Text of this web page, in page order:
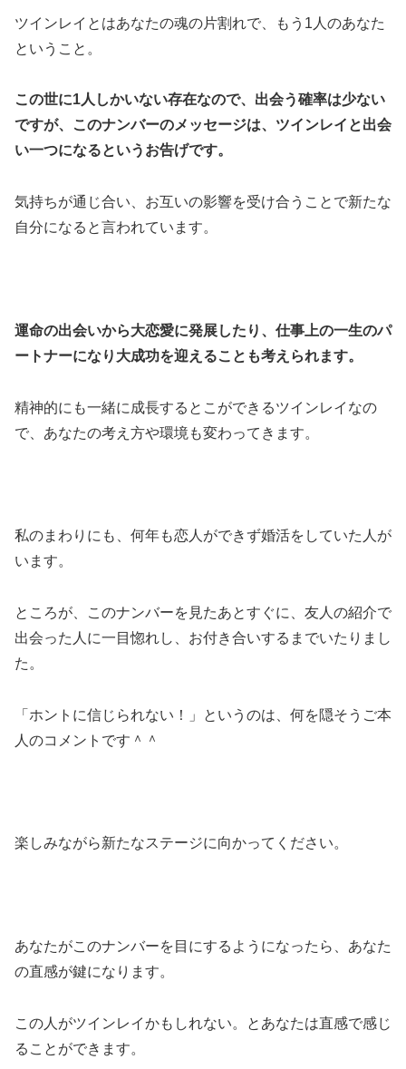
ツインレイとはあなたの魂の片割れで、もう1人のあなた
ということ。
この世に1人しかいない存在なので、出会う確率は少ない
ですが、このナンバーのメッセージは、ツインレイと出会
い一つになるというお告げです。
気持ちが通じ合い、お互いの影響を受け合うことで新たな
自分になると言われています。
運命の出会いから大恋愛に発展したり、仕事上の一生のパ
ートナーになり大成功を迎えることも考えられます。
精神的にも一緒に成長するとこができるツインレイなの
で、あなたの考え方や環境も変わってきます。
私のまわりにも、何年も恋人ができず婚活をしていた人が
います。
ところが、このナンバーを見たあとすぐに、友人の紹介で
出会った人に一目惚れし、お付き合いするまでいたりまし
た。
「ホントに信じられない！」というのは、何を隠そうご本
人のコメントです＾＾
楽しみながら新たなステージに向かってください。
あなたがこのナンバーを目にするようになったら、あなた
の直感が鍵になります。
この人がツインレイかもしれない。とあなたは直感で感じ
ることができます。